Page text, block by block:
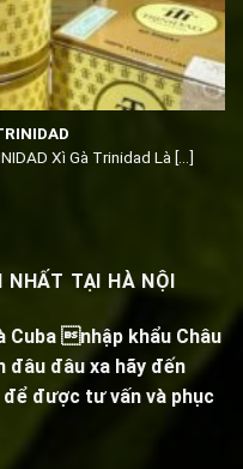
Xì Gà Trinidad Là [...]
TẠI HÀ NỘI
Cuba nhập khẩu Châu
đâu đâu xa hãy đến
được tư vấn và phục